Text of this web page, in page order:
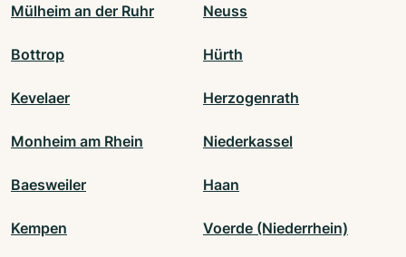
Mülheim an der Ruhr Neuss
Bottrop Hürth
Kevelaer Herzogenrath
Monheim am Rhein Niederkassel
Baesweiler Haan
Kempen Voerde (Niederrhein)